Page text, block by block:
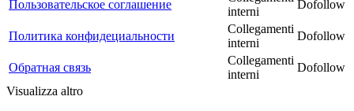
Пользовательское соглашение
interni
Dofollow
Политика конфидециальности
Collegamenti
interni
Dofollow
Обратная связь
Collegamenti
interni
Dofollow
Visualizza altro